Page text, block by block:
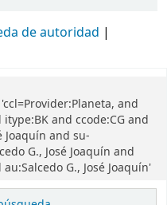
de autoridad
and
and ccode:CG and
Joaquín and su-
G., José Joaquín and
G., José Joaquín'